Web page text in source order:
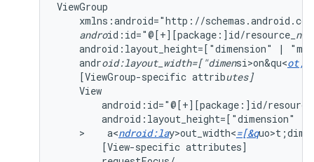
xmlns:android="http://
android:id="@[+][package:]id/resource
android:layout_height=["dimension"
|
android:layout_width=["dimensi>on&qu<ot;
[ViewGroup-specific attributes]
android:id="@[+][package:]id/
android:layout_height=["dimension"
>    a<ndroid:lay>out_width<=[&q
[View-specific attributes]